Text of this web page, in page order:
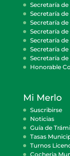
Secretaría
Secretaría
Secretaría
Secretaría
Secretaría
Secretaría
Secretaría
Honorable
Mi Merlo
Suscribirse
Noticias
Guía de
Tasas
Turnos
Cocheria